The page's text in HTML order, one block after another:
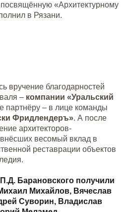
«Архитектурному
в Рязани.
вручение благодарностей
– компании «Уральский
партнёру – в лице команды
Фридлендеръ». А после
архитекторов-
весомый вклад в
реставрации объектов
Барановского получили
Михайлов, Вячеслав
Суворин, Владислав